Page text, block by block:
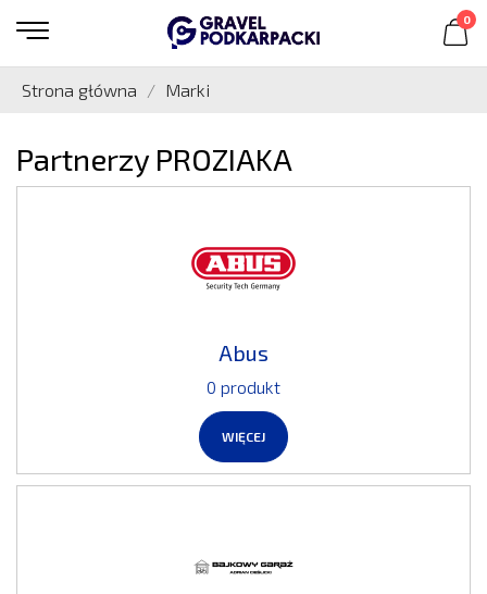
0
Strona główna Marki
Partnerzy PROZIAKA
Abus
0 produkt
WIĘCEJ